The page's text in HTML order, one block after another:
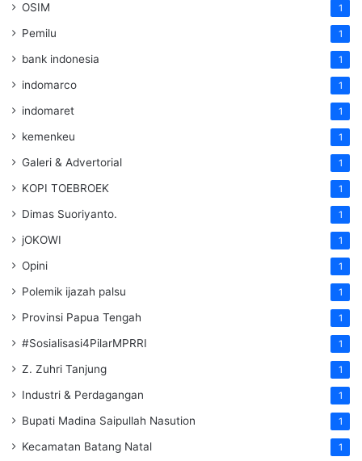
OSIM 1
Pemilu 1
bank indonesia 1
indomarco 1
indomaret 1
kemenkeu 1
Galeri & Advertorial 1
KOPI TOEBROEK 1
Dimas Suoriyanto. 1
jOKOWI 1
Opini 1
Polemik ijazah palsu 1
Provinsi Papua Tengah 1
#Sosialisasi4PilarMPRRI 1
Z. Zuhri Tanjung 1
Industri & Perdagangan 1
Bupati Madina Saipullah Nasution 1
Kecamatan Batang Natal 1